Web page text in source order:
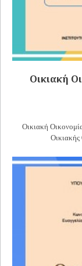
Οικιακή
Οικιακή